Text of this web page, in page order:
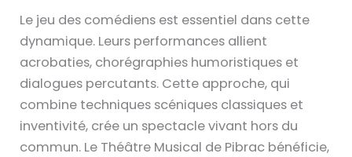
Le jeu des comédiens est essentiel dans cette
dynamique. Leurs performances allient
acrobaties, chorégraphies humoristiques et
dialogues percutants. Cette approche, qui
combine techniques scéniques classiques et
inventivité, crée un spectacle vivant hors du
commun. Le Théâtre Musical de Pibrac bénéficie,